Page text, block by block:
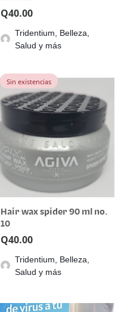
Q40.00
Tridentium, Belleza,
Salud y más
Sin existencias
Hair wax spider 90 ml no.
10
Q40.00
Tridentium, Belleza,
Salud y más